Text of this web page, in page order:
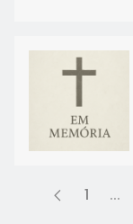
1 ...